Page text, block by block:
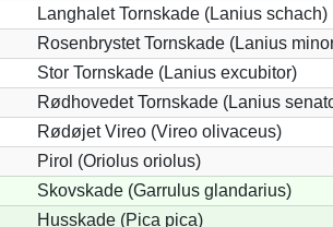
Langhalet Tornskade (Lanius schach)
Rosenbrystet Tornskade (Lanius
Stor Tornskade (Lanius excubitor)
Rødhovedet Tornskade (Lanius
Rødøjet Vireo (Vireo olivaceus)
Pirol (Oriolus oriolus)
Skovskade (Garrulus glandarius)
Husskade (Pica pica)